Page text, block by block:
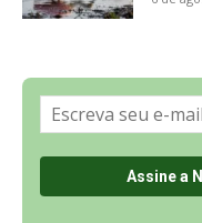
Política de Privacidade,